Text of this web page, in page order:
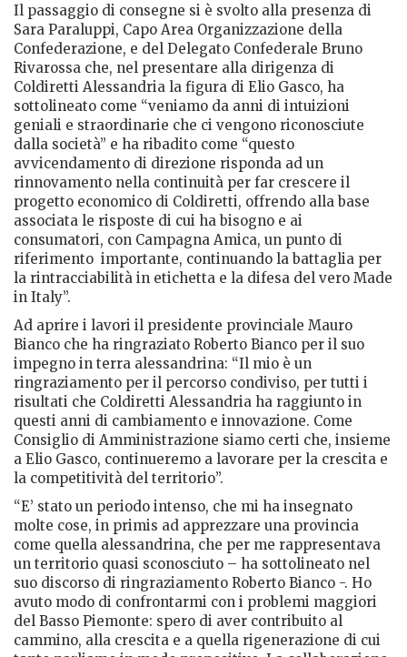
Il passaggio di consegne si è svolto alla presenza di
Sara Paraluppi, Capo Area Organizzazione della
Confederazione, e del Delegato Confederale Bruno
Rivarossa che, nel presentare alla dirigenza di
Coldiretti Alessandria la figura di Elio Gasco, ha
sottolineato come “veniamo da anni di intuizioni
geniali e straordinarie che ci vengono riconosciute
dalla società” e ha ribadito come “questo
avvicendamento di direzione risponda ad un
rinnovamento nella continuità per far crescere il
progetto economico di Coldiretti, offrendo alla base
associata le risposte di cui ha bisogno e ai
consumatori, con Campagna Amica, un punto di
riferimento importante, continuando la battaglia per
la rintracciabilità in etichetta e la difesa del vero Made
in Italy”.
Ad aprire i lavori il presidente provinciale Mauro
Bianco che ha ringraziato Roberto Bianco per il suo
impegno in terra alessandrina: “Il mio è un
ringraziamento per il percorso condiviso, per tutti i
risultati che Coldiretti Alessandria ha raggiunto in
questi anni di cambiamento e innovazione. Come
Consiglio di Amministrazione siamo certi che, insieme
a Elio Gasco, continueremo a lavorare per la crescita e
la competitività del territorio”.
“E’ stato un periodo intenso, che mi ha insegnato
molte cose, in primis ad apprezzare una provincia
come quella alessandrina, che per me rappresentava
un territorio quasi sconosciuto – ha sottolineato nel
suo discorso di ringraziamento Roberto Bianco -. Ho
avuto modo di confrontarmi con i problemi maggiori
del Basso Piemonte: spero di aver contribuito al
cammino, alla crescita e a quella rigenerazione di cui